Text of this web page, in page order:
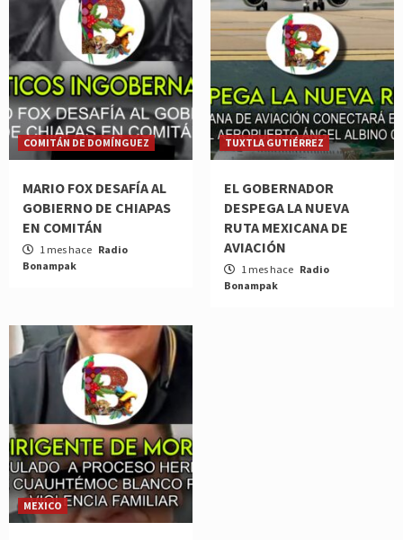
COMITÁN DE DOMÍNGUEZ
MARIO FOX DESAFÍA AL
GOBIERNO DE CHIAPAS
EN COMITÁN
1 mes hace Radio
Bonampak
TUXTLA GUTIÉRREZ
EL GOBERNADOR
DESPEGA LA NUEVA
RUTA MEXICANA DE
AVIACIÓN
1 mes hace Radio
Bonampak
MEXICO